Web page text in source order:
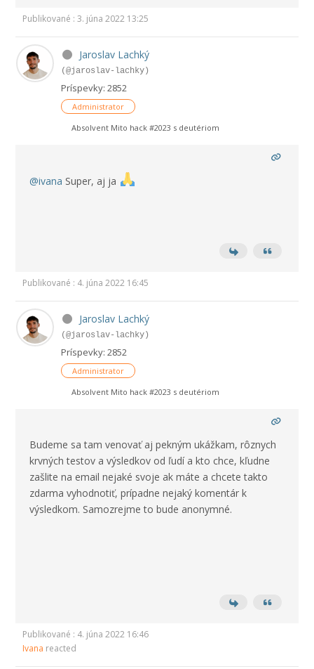
Publikované : 3. júna 2022 13:25
Jaroslav Lachký
(@jaroslav-lachky)
Príspevky: 2852
Administrator
Absolvent Mito hack #2023 s deutériom
@ivana Super, aj ja
Publikované : 4. júna 2022 16:45
Jaroslav Lachký
(@jaroslav-lachky)
Príspevky: 2852
Administrator
Absolvent Mito hack #2023 s deutériom
Budeme sa tam venovať aj pekným ukážkam, rôznych
krvných testov a výsledkov od ľudí a kto chce, kľudne
zašlite na email nejaké svoje ak máte a chcete takto
zdarma vyhodnotiť, prípadne nejaký komentár k
výsledkom. Samozrejme to bude anonymné.
Publikované : 4. júna 2022 16:46
Ivana reacted